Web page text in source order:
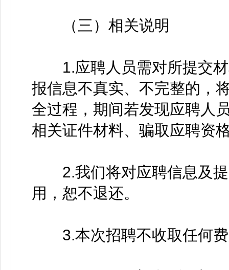
（三）相关说明
1.应聘人员需对所提交材
报信息不真实、不完整的，
全过程，期间若发现应聘人
相关证件材料、骗取应聘资
2.我们将对应聘信息及提
用，恕不退还。
3.本次招聘不收取任何费